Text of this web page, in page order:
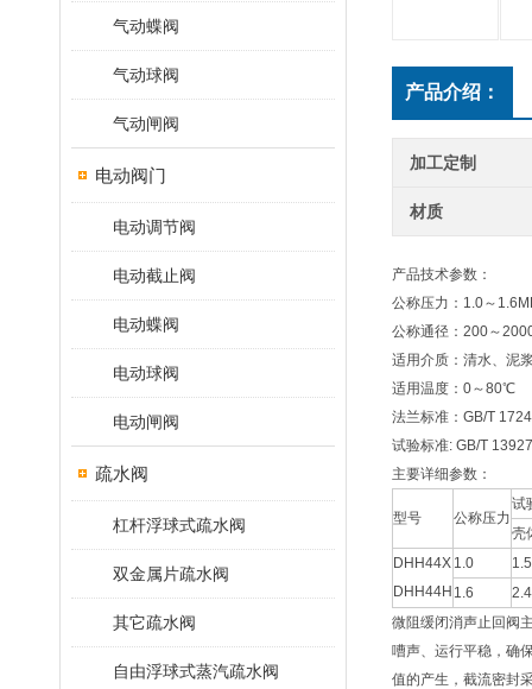
气动蝶阀
气动球阀
气动闸阀
电动阀门
电动调节阀
电动截止阀
电动蝶阀
电动球阀
电动闸阀
疏水阀
杠杆浮球式疏水阀
双金属片疏水阀
其它疏水阀
自由浮球式蒸汽疏水阀
产品介绍：
加工定制
材质
产品技术参数：
公称压力：1.0～
公称通径：200～
适用介质：清水、泥
适用温度：0～80℃
法兰标准：GB/T
试验标准: GB/T
主要详细参数：
型号 公称压力
试
壳
DHH44X
DHH44H
1.0
1.5
1.6
2.4
微阻缓闭消声止回阀
嘈声、运行平稳，确
值的产生，截流密封